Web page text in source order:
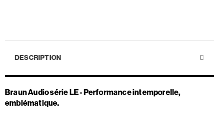
DESCRIPTION
Braun Audio série LE - Performance intemporelle,
emblématique.